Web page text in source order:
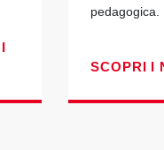
pedagogica.
SCOPRI I